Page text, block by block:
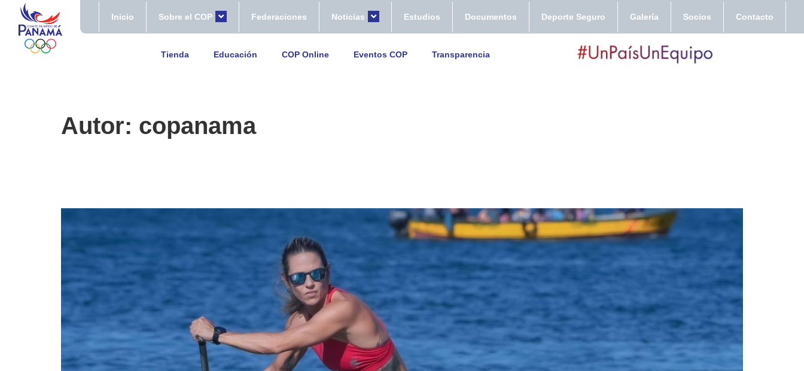
Inicio Sobre el COP Federaciones Noticias Estudios Documentos Deporte Seguro Galería Socios Contacto
Tienda Educación COP Online Eventos COP Transparencia
Autor: copanama